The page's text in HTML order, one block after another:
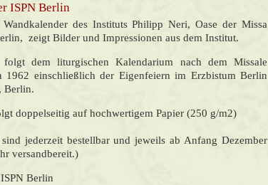
ISPN Berlin
Wandkalender des Instituts Philipp Neri, Oase der Missa
zeigt Bilder und Impressionen aus dem Institut.
dem liturgischen Kalendarium nach dem Missale
1962 einschließlich der Eigenfeiern im Erzbistum Berlin
Berlin.
doppelseitig auf hochwertigem Papier (250 g/m2)
jederzeit bestellbar und jeweils ab Anfang Dezember
versandbereit.)
Berlin